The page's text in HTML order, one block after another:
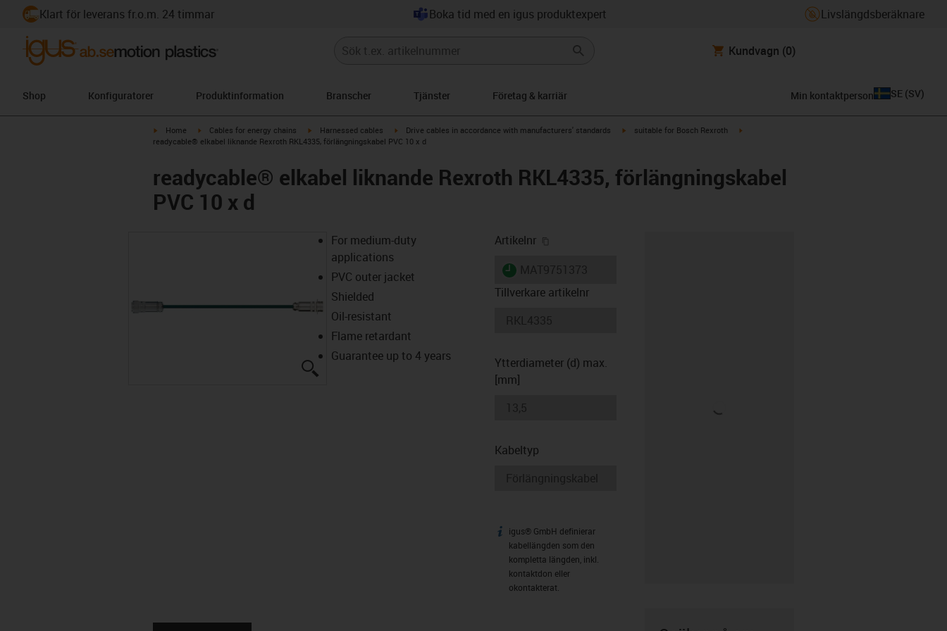
Klart för leverans fr.o.m. 24 timmar Boka tid med en igus produktexpert Livslängdsberäknare
Kundvagn (0)
Shop Konfiguratorer Produktinformation Branscher Tjänster Företag & karriär Min kontaktperson SE (SV)
igus-icon-arrow-right
Home igus-icon-arrow-right
Cables for energy chains igus-icon-arrow-right
Harnessed cables igus-icon-arrow-right
Drive cables in accordance with manufacturers' standards igus-icon-arrow-right
suitable for Bosch Rexroth
readycable® elkabel liknande Rexroth RKL4335, förlängningskabel PVC 10 x d
readycable® elkabel liknande Rexroth RKL4335, förlängningskabel
PVC 10 x d
For medium-duty
applications
PVC outer jacket
Shielded
Oil-resistant
Flame retardant
Guarantee up to 4 years
Artikelnr
igus-icon-lieferzeit
Tillverkare artikelnr
Ytterdiameter (d) max.
[mm]
Kabeltyp
igus-icon-info
igus® GmbH definierar
kabellängden som den
kompletta längden, inkl.
kontaktdon eller
okontakterat.